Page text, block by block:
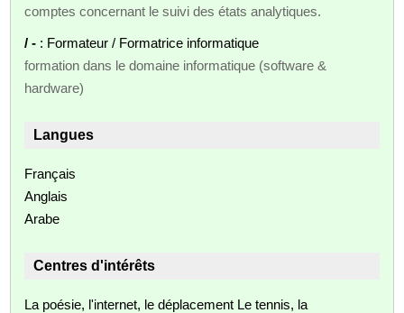
comptes concernant le suivi des états analytiques.
/ - : Formateur / Formatrice informatique
formation dans le domaine informatique (software &
hardware)
Langues
Français
Anglais
Arabe
Centres d'intérêts
La poésie, l'internet, le déplacement Le tennis, la